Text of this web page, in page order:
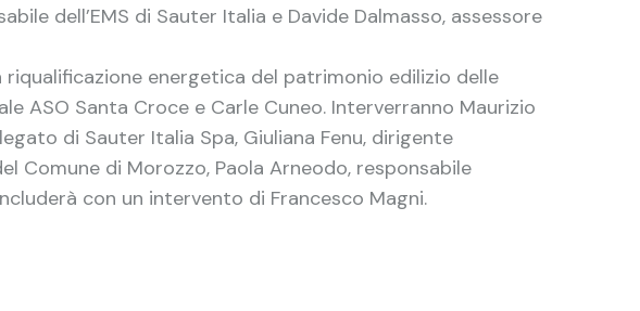
dell’EMS di Sauter Italia e Davide Dalmasso, assessore
energetica del patrimonio edilizio delle
ASO Santa Croce e Carle Cuneo. Interverranno Maurizio
di Sauter Italia Spa, Giuliana Fenu, dirigente
Comune di Morozzo, Paola Arneodo, responsabile
con un intervento di Francesco Magni.